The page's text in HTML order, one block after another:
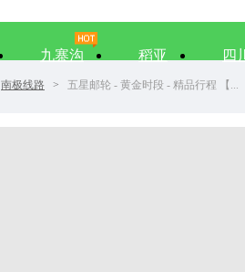
九寨沟 稻亚 四川
南极线路 > 五星邮轮 - 黄金时段 - 精品行程 【...